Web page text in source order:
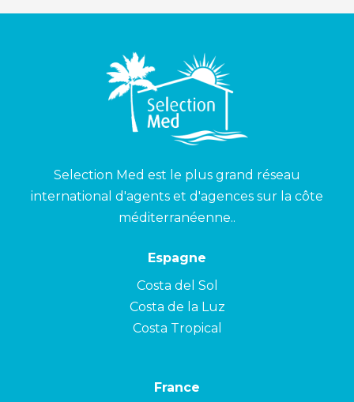
Selection Med est le plus grand réseau
international d'agents et d'agences sur la côte
méditerranéenne..
Espagne
Costa del Sol
Costa de la Luz
Costa Tropical
France